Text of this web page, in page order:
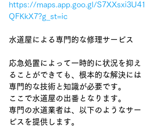
https://maps.app.goo.gl/S7XXsxi3U41
QFKkX7?g_st=ic
水道屋による専門的な修理サービス
応急処置によって一時的に状況を抑え
ることができても、根本的な解決には
専門的な技術と知識が必要です。
ここで水道屋の出番となります。
専門の水道業者は、以下のようなサー
ビスを提供します。